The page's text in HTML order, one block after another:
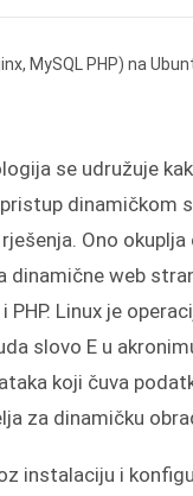
se udružuje
dinamičkom
Ono
web
PHP. Linux je
slovo E u
koji čuva
za dinamičku
instalaciju i